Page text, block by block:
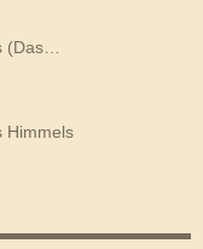
(Das…
Himmels